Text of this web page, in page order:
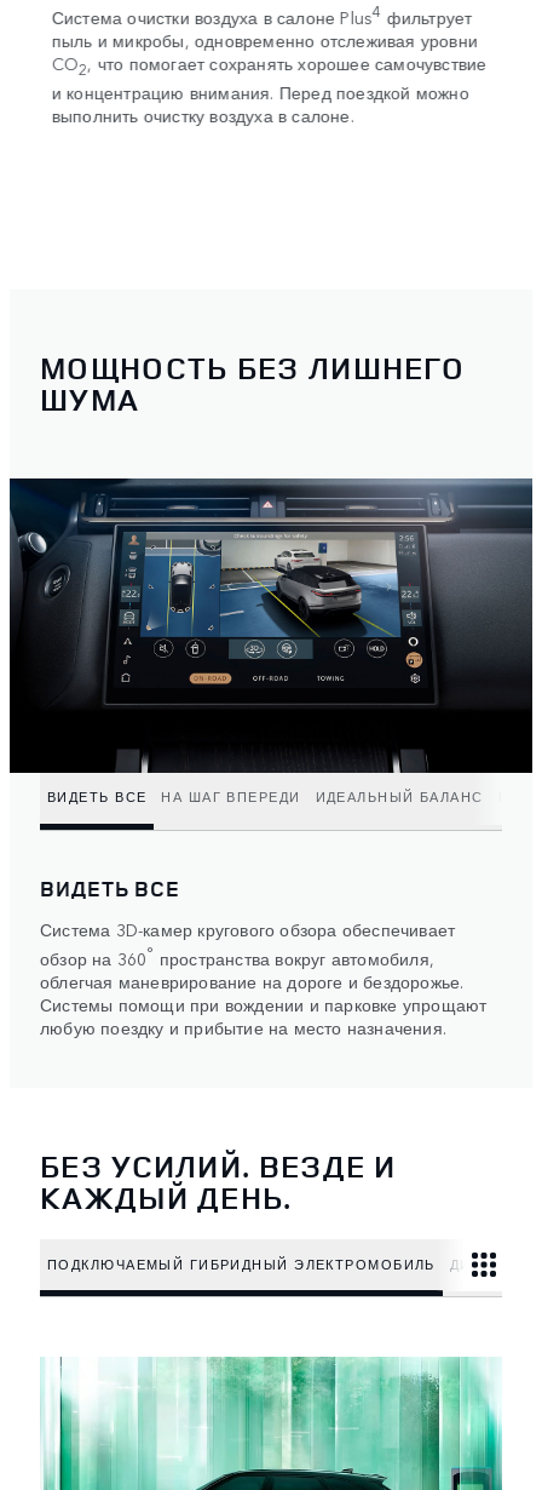
Система очистки воздуха в салоне Plus4 фильтрует
пыль и микробы, одновременно отслеживая уровни
CO2, что помогает сохранять хорошее самочувствие
и концентрацию внимания. Перед поездкой можно
выполнить очистку воздуха в салоне.
МОЩНОСТЬ БЕЗ ЛИШНЕГО
ШУМА
ВИДЕТЬ ВСЕ НА ШАГ ВПЕРЕДИ ИДЕАЛЬНЫЙ БАЛАНС
ВИДЕТЬ ВСЕ
Система 3D-камер кругового обзора обеспечивает
обзор на 360° пространства вокруг автомобиля,
облегчая маневрирование на дороге и бездорожье.
Системы помощи при вождении и парковке упрощают
любую поездку и прибытие на место назначения.
БЕЗ УСИЛИЙ. ВЕЗДЕ И
КАЖДЫЙ ДЕНЬ.
ПОДКЛЮЧАЕМЫЙ ГИБРИДНЫЙ ЭЛЕКТРОМОБИЛЬ